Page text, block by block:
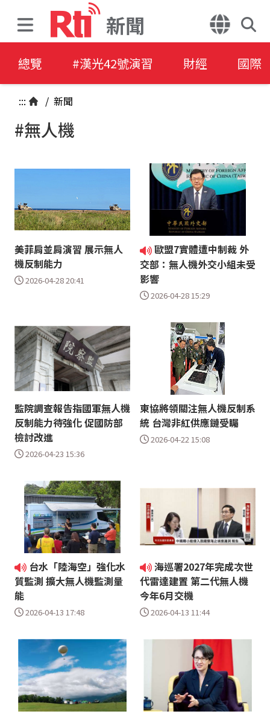
新聞
總覽 #漢光42號演習 財經 國際
::: / 新聞
#無人機
美菲肩並肩演習 展示無人
機反制能力
2026-04-28 20:41
歐盟7實體遭中制裁 外
交部：無人機外交小組未受
影響
2026-04-28 15:29
監院調查報告指國軍無人機
反制能力待強化 促國防部
檢討改進
2026-04-23 15:36
東協將領關注無人機反制系
統 台灣非紅供應鏈受矚
2026-04-22 15:08
台水「陸海空」強化水
質監測 擴大無人機監測量
能
2026-04-13 17:48
海巡署2027年完成次世
代雷達建置 第二代無人機
今年6月交機
2026-04-13 11:44